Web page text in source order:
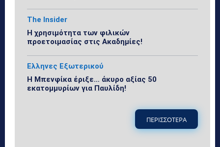
The Insider
Η χρησιμότητα των φιλικών
προετοιμασίας στις Ακαδημίες!
Ελληνες Εξωτερικού
Η Μπενφίκα έριξε… άκυρο αξίας 50
εκατομμυρίων για Παυλίδη!
ΠΕΡΙΣΣΟΤΕΡΑ